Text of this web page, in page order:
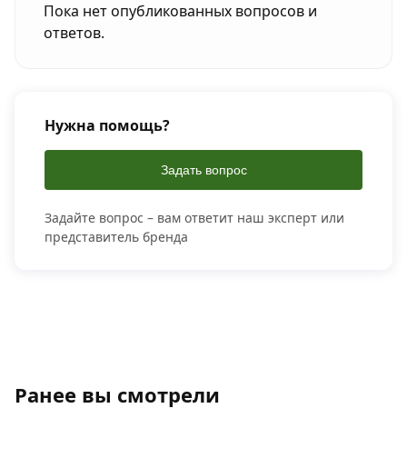
Пока нет опубликованных вопросов и
ответов.
Нужна помощь?
Задать вопрос
Задайте вопрос – вам ответит наш эксперт или
представитель бренда
Ранее вы смотрели